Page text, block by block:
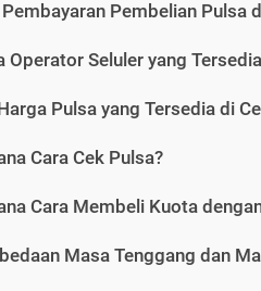
Pembelian Pulsa
Operator Seluler yang
Pulsa yang Tersedia di
Cara Cek Pulsa?
Cara Membeli Kuota
Masa Tenggang dan